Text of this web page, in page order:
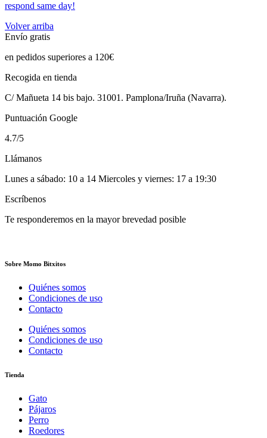
respond same day!
Volver arriba
Envío gratis
en pedidos superiores a 120€
Recogida en tienda
C/ Mañueta 14 bis bajo. 31001. Pamplona/Iruña (Navarra).
Puntuación Google
4.7/5
Llámanos
Lunes a sábado: 10 a 14 Miercoles y viernes: 17 a 19:30
Escríbenos
Te responderemos en la mayor brevedad posible
Sobre Momo Bitxitos
Quiénes somos
Condiciones de uso
Contacto
Quiénes somos
Condiciones de uso
Contacto
Tienda
Gato
Pájaros
Perro
Roedores